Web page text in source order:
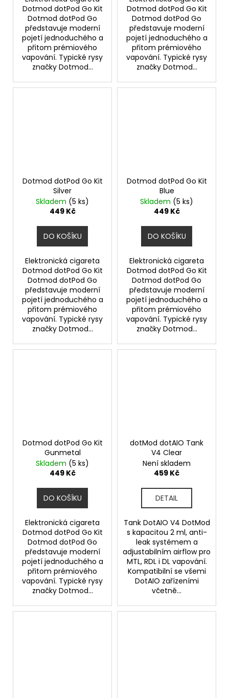
Dotmod dotPod Go Kit
Dotmod dotPod Go
představuje moderní
pojetí jednoduchého a
přitom prémiového
vapování. Typické rysy
značky Dotmod...
Dotmod dotPod Go Kit
Dotmod dotPod Go
představuje moderní
pojetí jednoduchého a
přitom prémiového
vapování. Typické rysy
značky Dotmod...
Dotmod dotPod Go Kit
Silver
Skladem (5 ks)
449 Kč
DO KOŠÍKU
Elektronická cigareta
Dotmod dotPod Go Kit
Dotmod dotPod Go
představuje moderní
pojetí jednoduchého a
přitom prémiového
vapování. Typické rysy
značky Dotmod...
Dotmod dotPod Go Kit
Blue
Skladem (5 ks)
449 Kč
DO KOŠÍKU
Elektronická cigareta
Dotmod dotPod Go Kit
Dotmod dotPod Go
představuje moderní
pojetí jednoduchého a
přitom prémiového
vapování. Typické rysy
značky Dotmod...
Dotmod dotPod Go Kit
Gunmetal
Skladem (5 ks)
449 Kč
DO KOŠÍKU
Elektronická cigareta
Dotmod dotPod Go Kit
Dotmod dotPod Go
představuje moderní
pojetí jednoduchého a
přitom prémiového
vapování. Typické rysy
značky Dotmod...
dotMod dotAIO Tank
V4 Clear
Není skladem
459 Kč
DETAIL
Tank DotAIO V4 DotMod
s kapacitou 2 ml, anti-
leak systémem a
adjustabilním airflow pro
MTL, RDL i DL vapování.
Kompatibilní se všemi
DotAIO zařízeními
včetně...